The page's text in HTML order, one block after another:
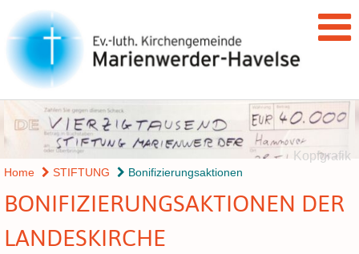
Kopfgrafik
Home STIFTUNG Bonifizierungsaktionen
BONIFIZIERUNGSAKTIONEN DER
LANDESKIRCHE